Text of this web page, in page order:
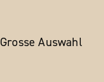
Grosse Auswahl